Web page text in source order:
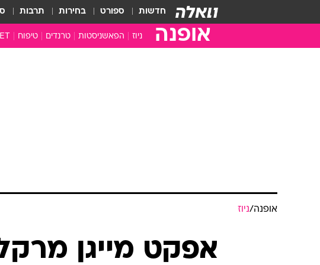
חדשות ספורט בחירות תרבות
אופנה ניוז הפאשניסטות טרנדים טיפוח
אופנה/ניוז
אפקט מייגן